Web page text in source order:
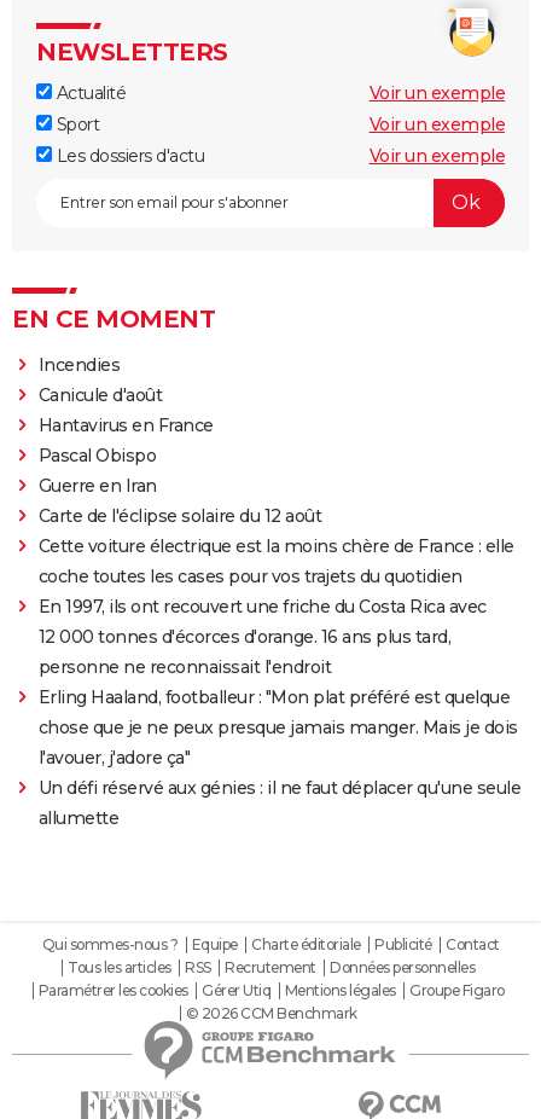
NEWSLETTERS
Actualité
Voir un exemple
Sport
Voir un exemple
Les dossiers d'actu
Voir un exemple
EN CE MOMENT
Incendies
Canicule d'août
Hantavirus en France
Pascal Obispo
Guerre en Iran
Carte de l'éclipse solaire du 12 août
Cette voiture électrique est la moins chère de France : elle
coche toutes les cases pour vos trajets du quotidien
En 1997, ils ont recouvert une friche du Costa Rica avec
12 000 tonnes d'écorces d'orange. 16 ans plus tard,
personne ne reconnaissait l'endroit
Erling Haaland, footballeur : "Mon plat préféré est quelque
chose que je ne peux presque jamais manger. Mais je dois
l'avouer, j'adore ça"
Un défi réservé aux génies : il ne faut déplacer qu'une seule
allumette
Qui sommes-nous ? Equipe Charte éditoriale Publicité
Contact
Tous les articles
RSS Recrutement
Données personnelles
Paramétrer les cookies
Gérer Utiq Mentions légales
Groupe Figaro
© 2026 CCM Benchmark